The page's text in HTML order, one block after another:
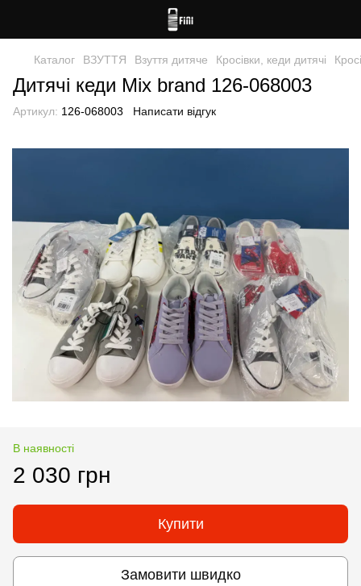
Каталог ВЗУТТЯ Взуття дитяче Кросівки, кеди дитячі
Дитячі кеди Mix brand 126-068003
Артикул: 126-068003 Написати відгук
В наявності
2 030 грн
Купити
Замовити швидко